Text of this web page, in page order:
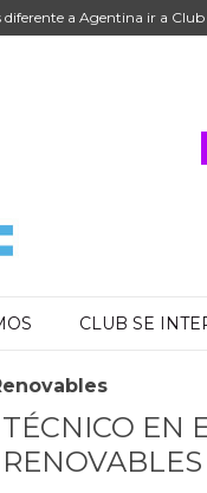
a Agentina ir a
CLUB SE
TÉCNICO EN
RENOVABLES